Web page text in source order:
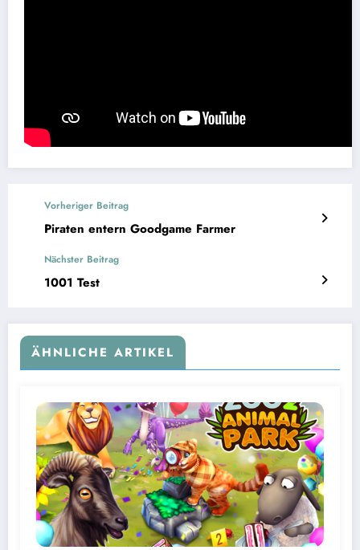
Vorheriger Beitrag
Piraten entern Goodgame Farmer
Nächster Beitrag
1001 Test
ÄHNLICHE ARTIKEL